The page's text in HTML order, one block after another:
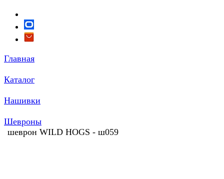
Главная
Каталог
Нашивки
Шевроны
шеврон WILD HOGS - ш059